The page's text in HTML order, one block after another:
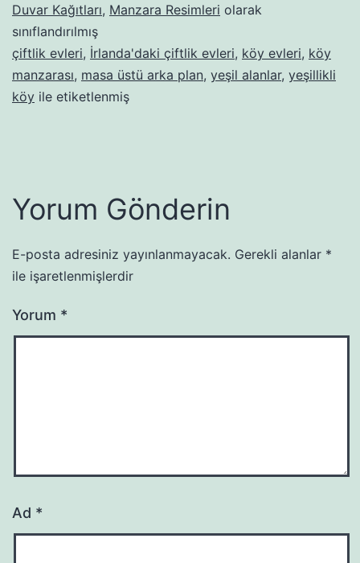
Duvar Kağıtları, Manzara Resimleri olarak
sınıflandırılmış
çiftlik evleri, İrlanda'daki çiftlik evleri, köy evleri, köy
manzarası, masa üstü arka plan, yeşil alanlar, yeşillikli
köy ile etiketlenmiş
Yorum Gönderin
E-posta adresiniz yayınlanmayacak. Gerekli alanlar *
ile işaretlenmişlerdir
Yorum *
Ad *